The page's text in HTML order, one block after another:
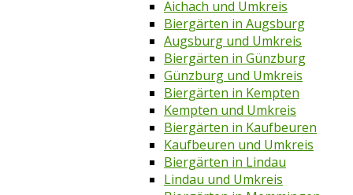
Aichach und Umkreis
Biergärten in Augsburg
Augsburg und Umkreis
Biergärten in Günzburg
Günzburg und Umkreis
Biergärten in Kempten
Kempten und Umkreis
Biergärten in Kaufbeuren
Kaufbeuren und Umkreis
Biergärten in Lindau
Lindau und Umkreis